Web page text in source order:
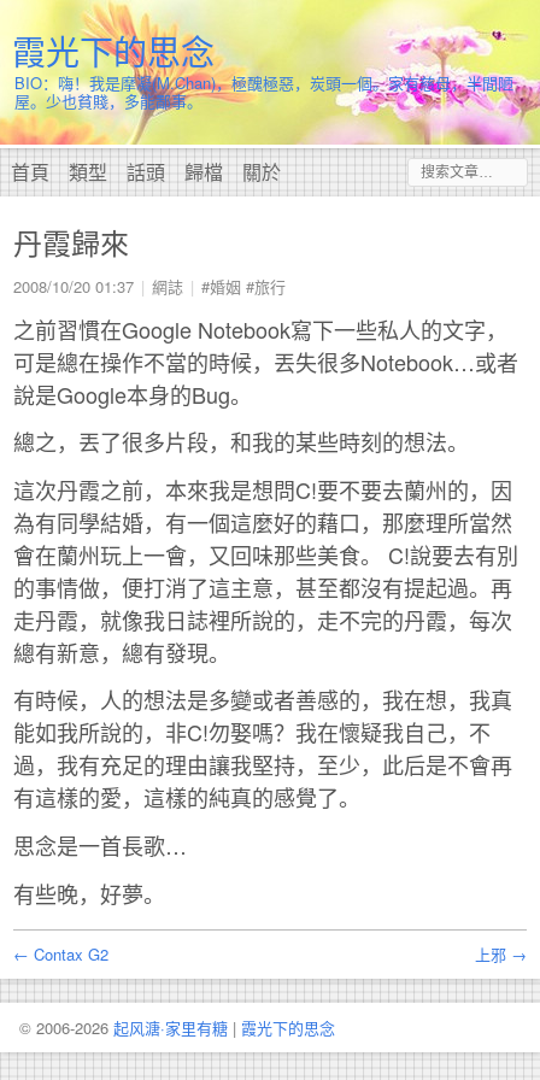
霞光下的思念
BIO：嗨！我是摩凝(M.Chan)，極醜極惡，炭頭一個。家有慈母，半間陋
屋。少也貧賤，多能鄙事。
首頁 類型 話頭 歸檔 關於
丹霞歸來
2008/10/20 01:37 網誌 #婚姻 #旅行
之前習慣在Google Notebook寫下一些私人的文字，
可是總在操作不當的時候，丟失很多Notebook…或者
說是Google本身的Bug。
總之，丟了很多片段，和我的某些時刻的想法。
這次丹霞之前，本來我是想問C!要不要去蘭州的，因
為有同學結婚，有一個這麼好的藉口，那麼理所當然
會在蘭州玩上一會，又回味那些美食。 C!說要去有別
的事情做，便打消了這主意，甚至都沒有提起過。再
走丹霞，就像我日誌裡所說的，走不完的丹霞，每次
總有新意，總有發現。
有時候，人的想法是多變或者善感的，我在想，我真
能如我所說的，非C!勿娶嗎？我在懷疑我自己，不
過，我有充足的理由讓我堅持，至少，此后是不會再
有這樣的愛，這樣的純真的感覺了。
思念是一首長歌…
有些晚，好夢。
← Contax G2 上邪 →
© 2006-2026 起风溏·家里有糖 | 霞光下的思念